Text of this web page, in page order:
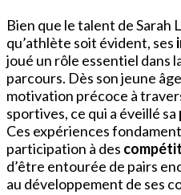
Bien que le talent de Sarah
qu’athlète soit évident, ses
joué un rôle essentiel dans
parcours. Dès son jeune
motivation précoce à
sportives, ce qui a éveillé sa
Ces expériences
participation à des
d’être entourée de pairs
au développement de ses